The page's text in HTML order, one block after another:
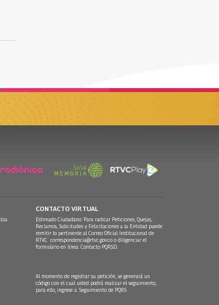
CONTACTO VIRTUAL
Estimado Ciudadano: Para radicar Peticiones, Quejas,
Reclamos, Solicitudes y Felicitaciones a la Entidad puede
remitir lo pertinente al Correo Oficial Institucional de
RTVC correspondencia@rtvc.gov.co o diligenciar el
formulario en línea: Contacto PQRSD.
Al momento de registrar su petición, se generará un
código con el cual usted podrá realizar el seguimiento,
para ello, ingrese a: Seguimiento de PQRS